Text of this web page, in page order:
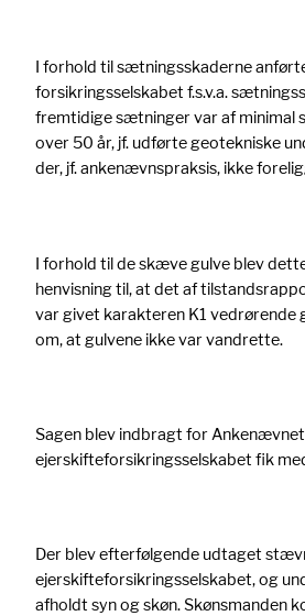
I forhold til sætningsskaderne
forsikringsselskabet f.s.v.a.
fremtidige sætninger var af minimal
over 50 år, jf. udførte geotekniske
der, jf. ankenævnspraksis, ikke
I forhold til de skæve gulve blev
henvisning til, at det af
var givet karakteren K1 vedrørende
om, at gulvene ikke var vandrette.
Sagen blev indbragt for
ejerskifteforsikringsselskabet fik
Der blev efterfølgende udtaget
ejerskifteforsikringsselskabet, og
afholdt syn og skøn. Skønsmanden